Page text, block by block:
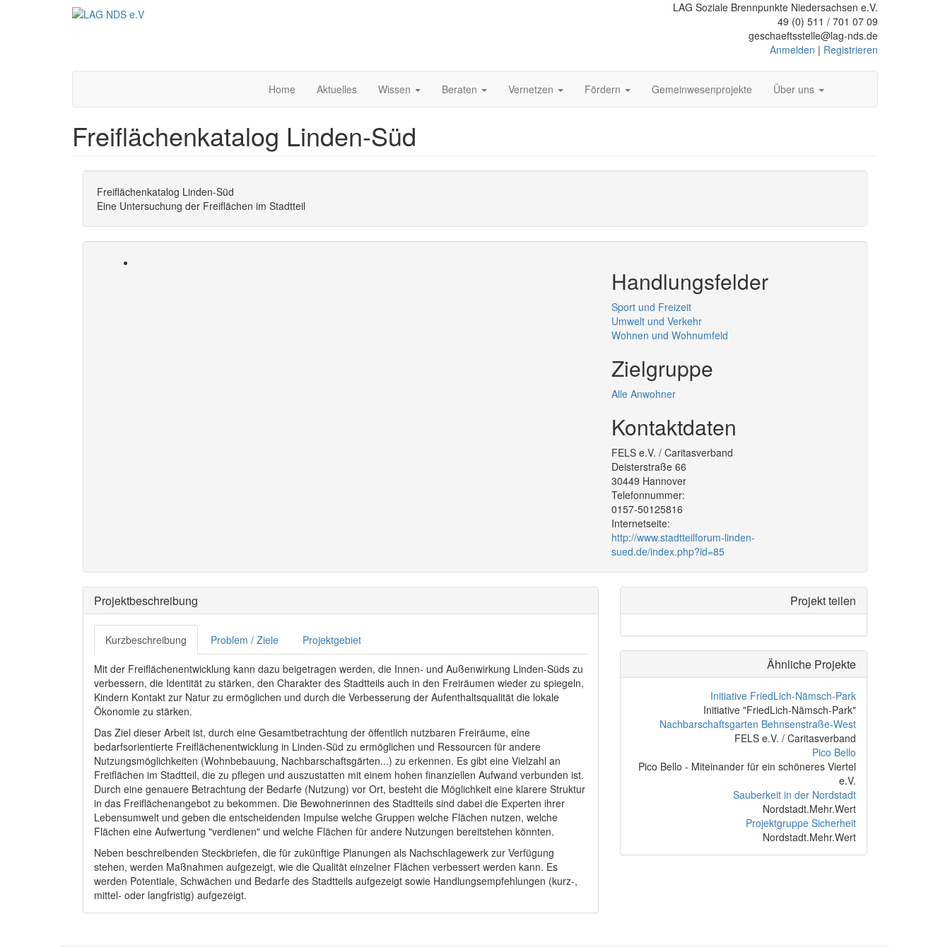
LAG Soziale Brennpunkte Niedersachsen e.V.
49 (0) 511 / 701 07 09
geschaeftsstelle@lag-nds.de
Anmelden | Registrieren
Home Aktuelles Wissen Beraten Vernetzen Fördern Gemeinwesenprojekte Über uns
Freiflächenkatalog Linden-Süd
Freiflächenkatalog Linden-Süd
Eine Untersuchung der Freiflächen im Stadtteil
Handlungsfelder
Sport und Freizeit
Umwelt und Verkehr
Wohnen und Wohnumfeld
Zielgruppe
Alle Anwohner
Kontaktdaten
FELS e.V. / Caritasverband
Deisterstraße 66
30449 Hannover
Telefonnummer:
0157-50125816
Internetseite:
http://www.stadtteilforum-linden-
sued.de/index.php?id=85
Projektbeschreibung
Kurzbeschreibung Problem / Ziele Projektgebiet
Mit der Freiflächenentwicklung kann dazu beigetragen werden, die Innen- und Außenwirkung Linden-Süds zu
verbessern, die Identität zu stärken, den Charakter des Stadtteils auch in den Freiräumen wieder zu spiegeln,
Kindern Kontakt zur Natur zu ermöglichen und durch die Verbesserung der Aufenthaltsqualität die lokale
Ökonomie zu stärken.
Das Ziel dieser Arbeit ist, durch eine Gesamtbetrachtung der öffentlich nutzbaren Freiräume, eine
bedarfsorientierte Freiflächenentwicklung in Linden-Süd zu ermöglichen und Ressourcen für andere
Nutzungsmöglichkeiten (Wohnbebauung, Nachbarschaftsgärten...) zu erkennen. Es gibt eine Vielzahl an
Freiflächen im Stadtteil, die zu pflegen und auszustatten mit einem hohen finanziellen Aufwand verbunden ist.
Durch eine genauere Betrachtung der Bedarfe (Nutzung) vor Ort, besteht die Möglichkeit eine klarere Struktur
in das Freiflächenangebot zu bekommen. Die Bewohnerinnen des Stadtteils sind dabei die Experten ihrer
Lebensumwelt und geben die entscheidenden Impulse welche Gruppen welche Flächen nutzen, welche
Flächen eine Aufwertung "verdienen" und welche Flächen für andere Nutzungen bereitstehen könnten.
Neben beschreibenden Steckbriefen, die für zukünftige Planungen als Nachschlagewerk zur Verfügung
stehen, werden Maßnahmen aufgezeigt, wie die Qualität einzelner Flächen verbessert werden kann. Es
werden Potentiale, Schwächen und Bedarfe des Stadtteils aufgezeigt sowie Handlungsempfehlungen (kurz-,
mittel- oder langfristig) aufgezeigt.
Projekt teilen
Ähnliche Projekte
Initiative FriedLich-Nämsch-Park
Initiative "FriedLich-Nämsch-Park"
Nachbarschaftsgarten Behnsenstraße-West
FELS e.V. / Caritasverband
Pico Bello
Pico Bello - Miteinander für ein schöneres Viertel
e.V.
Sauberkeit in der Nordstadt
Nordstadt.Mehr.Wert
Projektgruppe Sicherheit
Nordstadt.Mehr.Wert